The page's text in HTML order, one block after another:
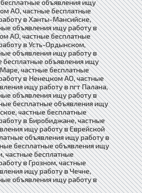
бесплатные объявления ищу
АО, частные бесплатные
в Ханты-Мансийске,
объявления ищу работу в
АО, частные бесплатные
в Усть-Ордынском,
объявления ищу работу в
бесплатные объявления ищу
частные бесплатные
в Ненецком АО, частные
ищу работу в пгт Палана,
объявления ищу работу в
бесплатные объявления ищу
частные бесплатные
в Биробиджане, частные
ищу работу в Еврейской
объявления ищу работу в
бесплатные объявления ищу
частные бесплатные
в Грозном, частные
ищу работу в Чечне,
объявления ищу работу в